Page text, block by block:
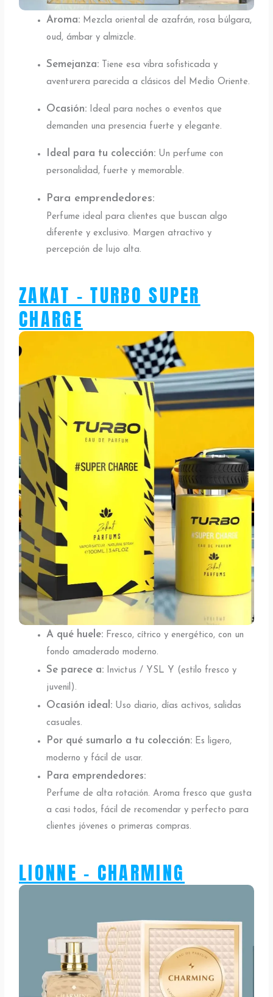
Aroma: Mezcla oriental de azafrán, rosa búlgara,
oud, ámbar y almizcle.
Semejanza: Tiene esa vibra sofisticada y
aventurera parecida a clásicos del Medio Oriente.
Ocasión: Ideal para noches o eventos que
demanden una presencia fuerte y elegante.
Ideal para tu colección: Un perfume con
personalidad, fuerte y memorable.
Para emprendedores:
Perfume ideal para clientes que buscan algo
diferente y exclusivo. Margen atractivo y
percepción de lujo alta.
ZAKAT – TURBO SUPER
CHARGE
A qué huele: Fresco, cítrico y energético, con un
fondo amaderado moderno.
Se parece a: Invictus / YSL Y (estilo fresco y
juvenil).
Ocasión ideal: Uso diario, días activos, salidas
casuales.
Por qué sumarlo a tu colección: Es ligero,
moderno y fácil de usar.
Para emprendedores:
Perfume de alta rotación. Aroma fresco que gusta
a casi todos, fácil de recomendar y perfecto para
clientes jóvenes o primeras compras.
LIONNE - CHARMING